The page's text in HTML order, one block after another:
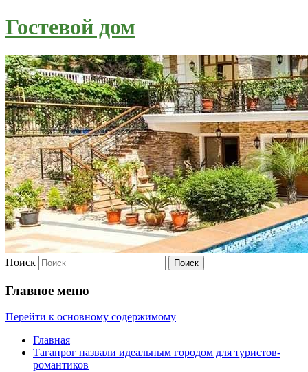
Гостевой дом
Поиск
Главное меню
Перейти к основному содержимому
Главная
Таганрог назвали идеальным городом для туристов-
романтиков